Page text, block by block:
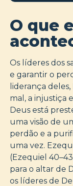
O que
Os líderes dos
e garantir o
liderança
mal, a injustiça
Deus está
uma visão de
perdão e a
uma vez.
(Ezequiel
para o altar de
os líderes de